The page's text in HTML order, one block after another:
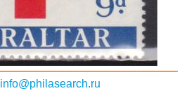
info@philasearch.ru